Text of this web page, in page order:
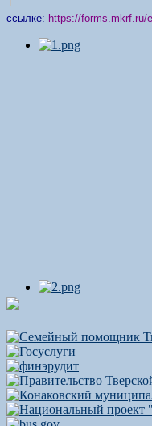
ссылке: https://forms.mkrf.ru/